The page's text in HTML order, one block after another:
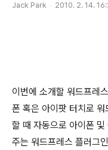
Jack Park 2010. 2. 14.
이번에 소개할 워드프레
폰 혹은 아이팟 터치로
할 때 자동으로 아이폰
주는 워드프레스 플러그